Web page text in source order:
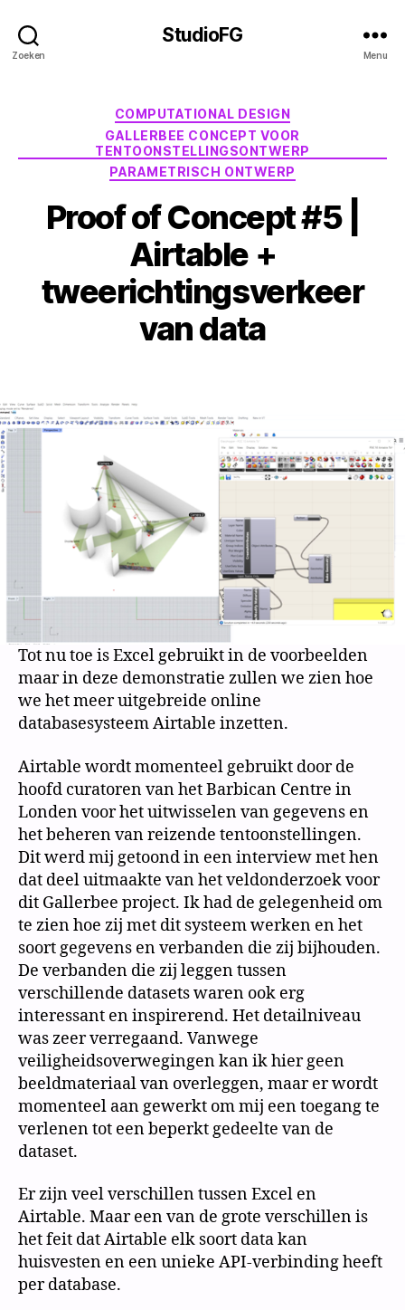
Zoeken
StudioFG
Menu
Categorieën
COMPUTATIONAL DESIGN
GALLERBEE CONCEPT VOOR
TENTOONSTELLINGSONTWERP
PARAMETRISCH ONTWERP
Proof of Concept #5 |
Airtable +
tweerichtingsverkeer
van data
Tot nu toe is Excel gebruikt in de voorbeelden
maar in deze demonstratie zullen we zien hoe
we het meer uitgebreide online
databasesysteem Airtable inzetten.
Airtable wordt momenteel gebruikt door de
hoofd curatoren van het Barbican Centre in
Londen voor het uitwisselen van gegevens en
het beheren van reizende tentoonstellingen.
Dit werd mij getoond in een interview met hen
dat deel uitmaakte van het veldonderzoek voor
dit Gallerbee project. Ik had de gelegenheid om
te zien hoe zij met dit systeem werken en het
soort gegevens en verbanden die zij bijhouden.
De verbanden die zij leggen tussen
verschillende datasets waren ook erg
interessant en inspirerend. Het detailniveau
was zeer verregaand. Vanwege
veiligheidsoverwegingen kan ik hier geen
beeldmateriaal van overleggen, maar er wordt
momenteel aan gewerkt om mij een toegang te
verlenen tot een beperkt gedeelte van de
dataset.
Er zijn veel verschillen tussen Excel en
Airtable. Maar een van de grote verschillen is
het feit dat Airtable elk soort data kan
huisvesten en een unieke API-verbinding heeft
per database.